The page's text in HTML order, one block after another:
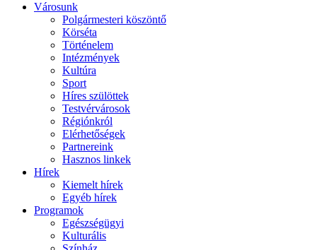
Városunk
Polgármesteri köszöntő
Körséta
Történelem
Intézmények
Kultúra
Sport
Híres szülöttek
Testvérvárosok
Régiónkról
Elérhetőségek
Partnereink
Hasznos linkek
Hírek
Kiemelt hírek
Egyéb hírek
Programok
Egészségügyi
Kulturális